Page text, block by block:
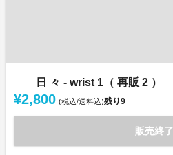
日 々 - wrist 1（ 再販 2 ）
¥2,800 (税込/送料込)残り9
販売終了